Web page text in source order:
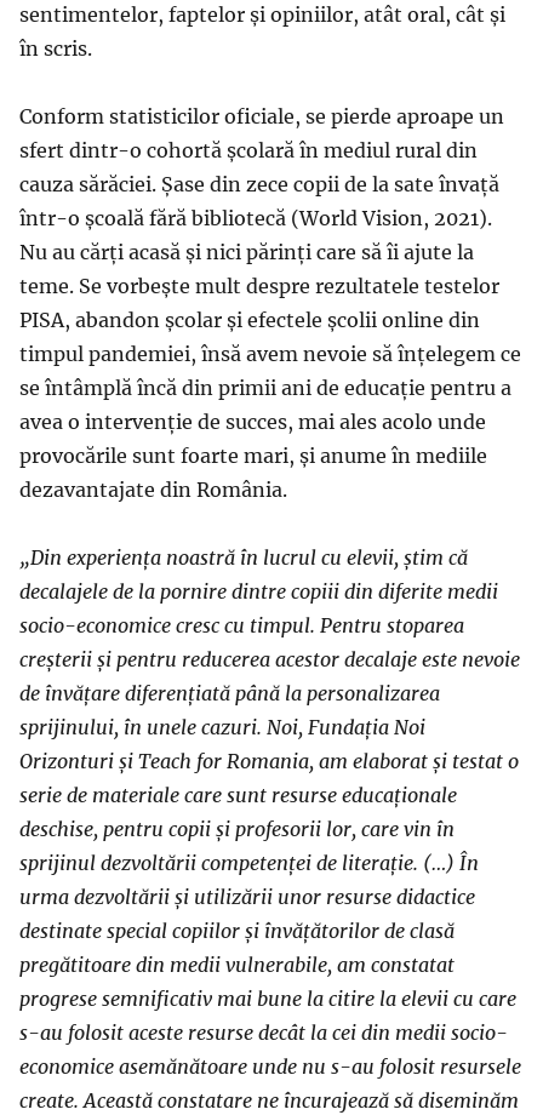
sentimentelor, faptelor și opiniilor, atât oral, cât și
în scris.
Conform statisticilor oficiale, se pierde aproape un
sfert dintr-o cohortă școlară în mediul rural din
cauza sărăciei. Șase din zece copii de la sate învață
într-o școală fără bibliotecă (World Vision, 2021).
Nu au cărți acasă și nici părinți care să îi ajute la
teme. Se vorbește mult despre rezultatele testelor
PISA, abandon școlar și efectele școlii online din
timpul pandemiei, însă avem nevoie să înțelegem ce
se întâmplă încă din primii ani de educație pentru a
avea o intervenție de succes, mai ales acolo unde
provocările sunt foarte mari, și anume în mediile
dezavantajate din România.
„Din experiența noastră în lucrul cu elevii, știm că
decalajele de la pornire dintre copiii din diferite medii
socio-economice cresc cu timpul. Pentru stoparea
creșterii și pentru reducerea acestor decalaje este nevoie
de învățare diferențiată până la personalizarea
sprijinului, în unele cazuri. Noi, Fundația Noi
Orizonturi și Teach for Romania, am elaborat și testat o
serie de materiale care sunt resurse educaționale
deschise, pentru copii și profesorii lor, care vin în
sprijinul dezvoltării competenței de literație. (…) În
urma dezvoltării și utilizării unor resurse didactice
destinate special copiilor și învățătorilor de clasă
pregătitoare din medii vulnerabile, am constatat
progrese semnificativ mai bune la citire la elevii cu care
s-au folosit aceste resurse decât la cei din medii socio-
economice asemănătoare unde nu s-au folosit resursele
create. Această constatare ne încurajează să diseminăm